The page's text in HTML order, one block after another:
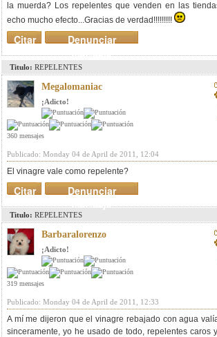
la muerda? Los repelentes que venden en las
echo mucho efecto...Gracias de verdad!!!!!!!!!
Denunciar
mensaje
Citar
Titulo: REPELENTES
Megalomaniac
¡Adicto!
360 mensajes
Publicado: Monday 04 de April de 2011, 12:04
El vinagre vale como repelente?
Denunciar
mensaje
Citar
Titulo: REPELENTES
Barbaralorenzo
¡Adicto!
319 mensajes
Publicado: Monday 04 de April de 2011, 12:33
A mí me dijeron que el vinagre rebajado con agua
sinceramente, yo he usado de todo, repelentes caros